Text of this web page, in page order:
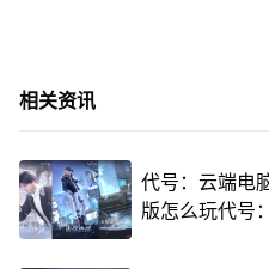
相关资讯
代号：云端电
版怎么玩代号